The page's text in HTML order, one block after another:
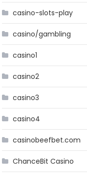
casino-slots-play
casino/gambling
casino1
casino2
casino3
casino4
casinobeefbet.com
ChanceBit Casino